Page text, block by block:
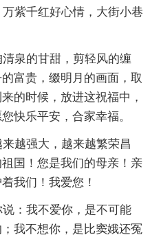
紫千红好心情，大街小巷
泉的甘甜，剪轻风的缠
富贵，缀明月的画面，取
的时候，放进这祝福中，
快乐平安，合家幸福。
越强大，越来越繁荣昌
国！您是我们的母亲！亲
我们！我爱您！
：我不爱你，是不可能
我不想你，是比窦娥还冤